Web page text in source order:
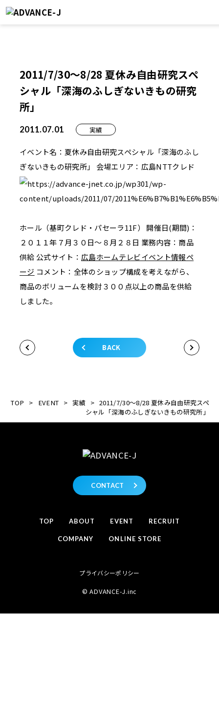
2011/7/30～8/28 夏休み自由研究スペ
シャル「深海のふしぎないきもの研究
所」
2011.07.01 実績
イベント名：夏休み自由研究スペシャル「深海のふし
ぎないきもの研究所」
会場エリア：広島NTTクレド
ホール（基町クレド・パセーラ11F） 開催日(期間)：
２０１１年７月３０日～８月２８日 業務内容：商品
供給 公式サイト：広島ホームテレビイベント情報ペ
ージ コメント：全体のショップ構成を考えながら、
商品のボリュームを検討３００点以上の商品を供給
しました。
BACK
TOP > EVENT > 実績 > 2011/7/30～8/28 夏休み自由研究スペ
シャル「深海のふしぎないきもの研究所」
CONTACT
TOP ABOUT EVENT RECRUIT
COMPANY ONLINE STORE
プライバシーポリシー
© ADVANCE-J.inc